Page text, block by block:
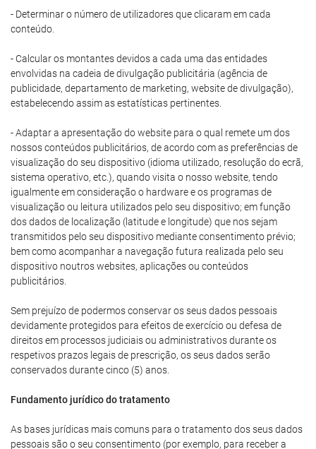
- Determinar o número de utilizadores que clicaram em cada
conteúdo.
- Calcular os montantes devidos a cada uma das entidades
envolvidas na cadeia de divulgação publicitária (agência de
publicidade, departamento de marketing, website de divulgação),
estabelecendo assim as estatísticas pertinentes.
- Adaptar a apresentação do website para o qual remete um dos
nossos conteúdos publicitários, de acordo com as preferências de
visualização do seu dispositivo (idioma utilizado, resolução do ecrã,
sistema operativo, etc.), quando visita o nosso website, tendo
igualmente em consideração o hardware e os programas de
visualização ou leitura utilizados pelo seu dispositivo; em função
dos dados de localização (latitude e longitude) que nos sejam
transmitidos pelo seu dispositivo mediante consentimento prévio;
bem como acompanhar a navegação futura realizada pelo seu
dispositivo noutros websites, aplicações ou conteúdos
publicitários.
Sem prejuízo de podermos conservar os seus dados pessoais
devidamente protegidos para efeitos de exercício ou defesa de
direitos em processos judiciais ou administrativos durante os
respetivos prazos legais de prescrição, os seus dados serão
conservados durante cinco (5) anos.
Fundamento jurídico do tratamento
As bases jurídicas mais comuns para o tratamento dos seus dados
pessoais são o seu consentimento (por exemplo, para receber a